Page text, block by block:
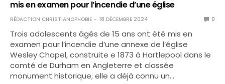
mis en examen pour l’incendie d’une église
RÉDACTION CHRISTIANOPHOBIE 18 DÉCEMBRE 2024 0
Trois adolescents âgés de 15 ans ont été mis en
examen pour l’incendie d’une annexe de l’église
Wesley Chapel, construite e 1873 à Hartlepool dans le
comté de Durham en Angleterre et classée
monument historique; elle a déjà connu un…